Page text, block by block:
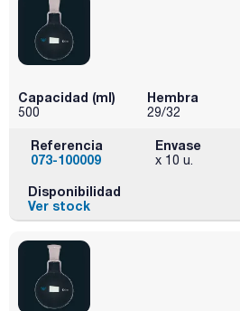
Capacidad (ml)
500
Hembra
29/32
Referencia
073-100009
Envase
x 10 u.
Disponibilidad
Ver stock